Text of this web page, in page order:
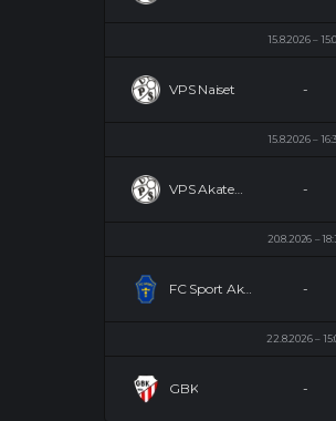
15.8.2026
VPS Naiset -
15.8.2026
VPS Akatemia -
20.8.2026
FC Sport Akatemia Naiset -
22.8.2026
GBK -